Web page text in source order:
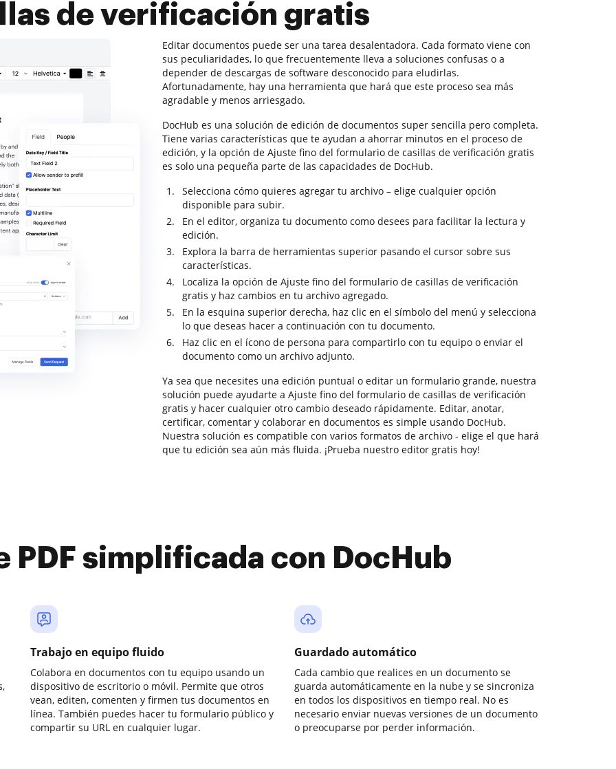
de verificación gratis
Editar documentos puede ser una tarea desalentadora. Cada formato viene con
sus peculiaridades, lo que frecuentemente lleva a soluciones confusas o a
depender de descargas de software desconocido para eludirlas.
Afortunadamente, hay una herramienta que hará que este proceso sea más
agradable y menos arriesgado.
DocHub es una solución de edición de documentos super sencilla pero completa.
Tiene varias características que te ayudan a ahorrar minutos en el proceso de
edición, y la opción de Ajuste fino del formulario de casillas de verificación gratis
es solo una pequeña parte de las capacidades de DocHub.
Selecciona cómo quieres agregar tu archivo – elige cualquier opción
disponible para subir.
En el editor, organiza tu documento como desees para facilitar la lectura y
edición.
Explora la barra de herramientas superior pasando el cursor sobre sus
características.
Localiza la opción de Ajuste fino del formulario de casillas de verificación
gratis y haz cambios en tu archivo agregado.
En la esquina superior derecha, haz clic en el símbolo del menú y selecciona
lo que deseas hacer a continuación con tu documento.
Haz clic en el ícono de persona para compartirlo con tu equipo o enviar el
documento como un archivo adjunto.
Ya sea que necesites una edición puntual o editar un formulario grande, nuestra
solución puede ayudarte a Ajuste fino del formulario de casillas de verificación
gratis y hacer cualquier otro cambio deseado rápidamente. Editar, anotar,
certificar, comentar y colaborar en documentos es simple usando DocHub.
Nuestra solución es compatible con varios formatos de archivo - elige el que hará
que tu edición sea aún más fluida. ¡Prueba nuestro editor gratis hoy!
PDF simplificada con DocHub
Trabajo en equipo fluido
Colabora en documentos con tu equipo usando un
dispositivo de escritorio o móvil. Permite que otros
vean, editen, comenten y firmen tus documentos en
línea. También puedes hacer tu formulario público y
compartir su URL en cualquier lugar.
Guardado automático
Cada cambio que realices en un documento se
guarda automáticamente en la nube y se sincroniza
en todos los dispositivos en tiempo real. No es
necesario enviar nuevas versiones de un documento
o preocuparse por perder información.